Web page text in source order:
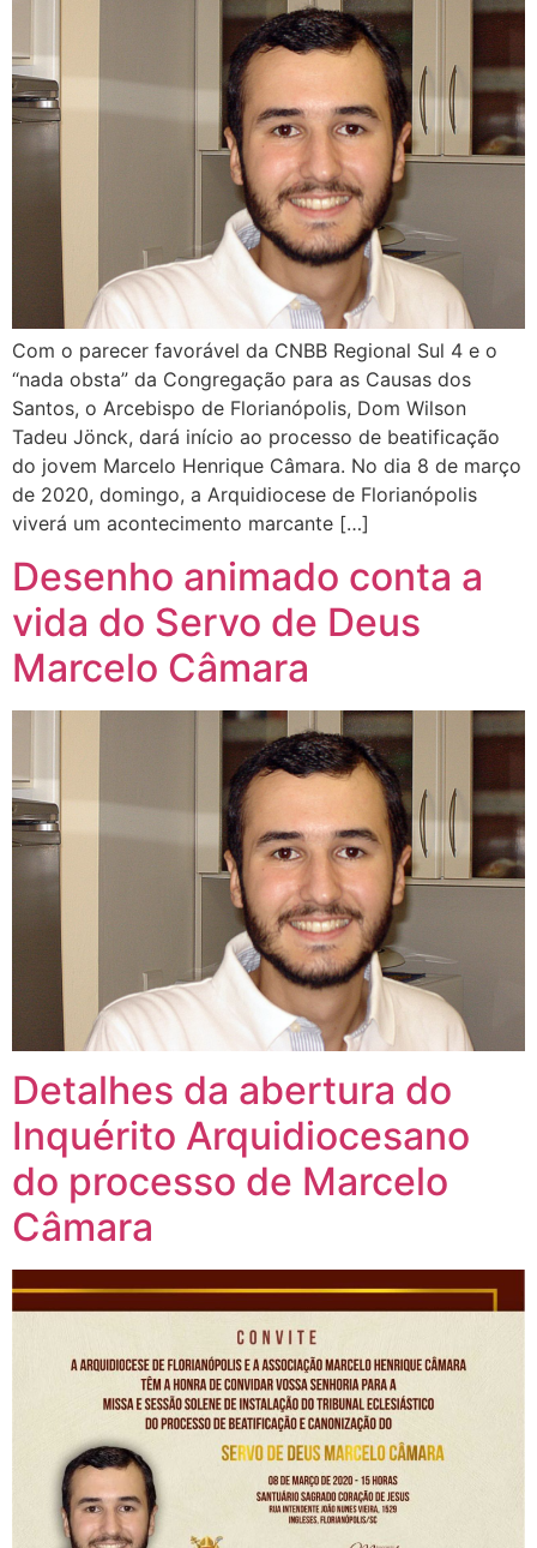
Com o parecer favorável da CNBB Regional Sul 4 e o
“nada obsta” da Congregação para as Causas dos
Santos, o Arcebispo de Florianópolis, Dom Wilson
Tadeu Jönck, dará início ao processo de beatificação
do jovem Marcelo Henrique Câmara. No dia 8 de março
de 2020, domingo, a Arquidiocese de Florianópolis
viverá um acontecimento marcante […]
Desenho animado conta a
vida do Servo de Deus
Marcelo Câmara
Detalhes da abertura do
Inquérito Arquidiocesano
do processo de Marcelo
Câmara